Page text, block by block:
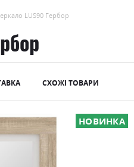
LUS90 Гербор
СХОЖІ ТОВАРИ
НОВИНКА